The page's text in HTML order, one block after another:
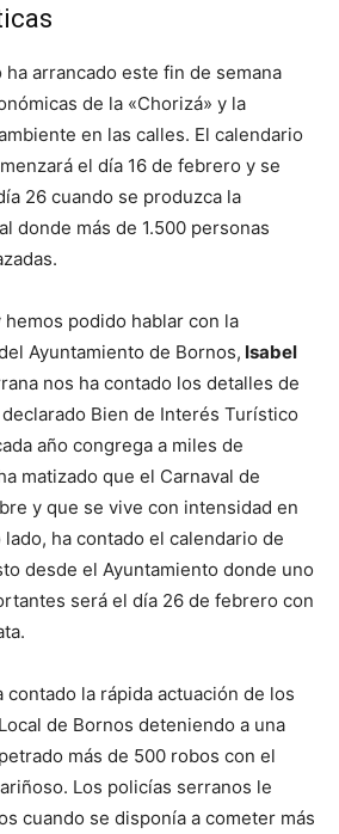
ha arrancado este fin de semana
de la «Chorizá» y la
en las calles. El calendario
el día 16 de febrero y se
26 cuando se produzca la
donde más de 1.500 personas
hemos podido hablar con la
Ayuntamiento de Bornos, Isabel
nos ha contado los detalles de
Bien de Interés Turístico
año congrega a miles de
matizado que el Carnaval de
y que se vive con intensidad en
ha contado el calendario de
desde el Ayuntamiento donde uno
será el día 26 de febrero con
contado la rápida actuación de los
de Bornos deteniendo a una
más de 500 robos con el
Los policías serranos le
cuando se disponía a cometer más